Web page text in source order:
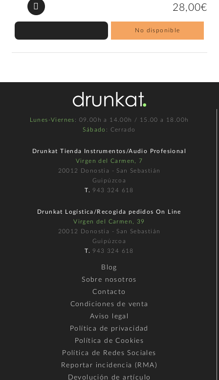
28,00€
No disponible
Lunes-Viernes : 09.00h a 14.00h / 15.00 a 18.00h
Sábado : Cerrado
Drunkat Tienda Instrumentos/Audio Profesional
Virgen del Carmen, 7
20012 Donostia - San Sebastián
Guipúzcoa
T. 943 324 618
Drunkat Logística/Recogida pedidos On Line
Virgen del Carmen, 39
20012 Donostia - San Sebastián
Guipúzcoa
T. 943 324 618
Blog
Sobre nosotros
Contacto
Condiciones de venta
Aviso legal
Política de privacidad
Política de Cookies
Política de Redes Sociales
Reportar incidencia (RMA)
Devolución de artículo